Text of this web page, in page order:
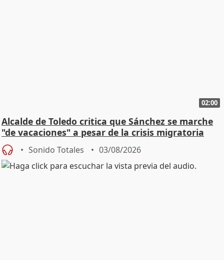
02:00
Alcalde de Toledo critica que Sánchez se marche
"de vacaciones" a pesar de la crisis migratoria
Sonido Totales 03/08/2026